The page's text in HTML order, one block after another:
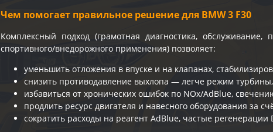
Чем помогает правильное решение для BMW 3 F30
Комплексный подход (грамотная диагностика,
спортивного/внедорожного применения) позволяет:
уменьшить отложения в впуске и на клапанах,
снизить противодавление выхлопа — легче режим
избавиться от хронических ошибок по NOx/AdBlue,
продлить ресурс двигателя и навесного оборудования за
сократить расходы на реагент AdBlue, частые регенерации